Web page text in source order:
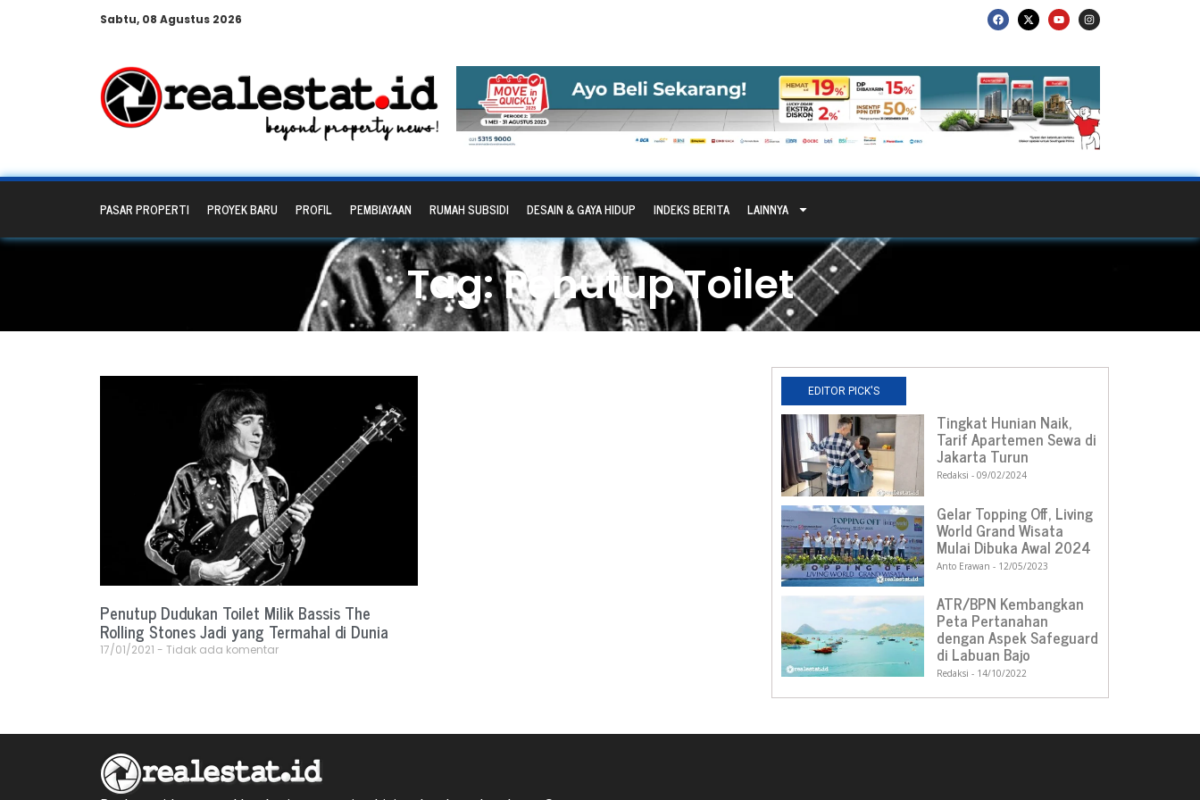
Sabtu, 08 Agustus 2026
PASAR PROPERTI PROYEK BARU PROFIL PEMBIAYAAN RUMAH SUBSIDI DESAIN & GAYA HIDUP INDEKS BERITA LAINNYA
Tag: Penutup Toilet
Penutup Dudukan Toilet Milik Bassis The
Rolling Stones Jadi yang Termahal di Dunia
17/01/2021 Tidak ada komentar
EDITOR PICK'S
Tingkat Hunian Naik,
Tarif Apartemen Sewa di
Jakarta Turun
Redaksi 09/02/2024
Gelar Topping Off, Living
World Grand Wisata
Mulai Dibuka Awal 2024
Anto Erawan 12/05/2023
ATR/BPN Kembangkan
Peta Pertanahan
dengan Aspek Safeguard
di Labuan Bajo
Redaksi 14/10/2022